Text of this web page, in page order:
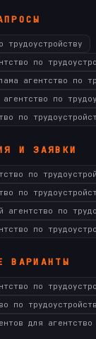
трудоустройству
по
агентство по
по
по
И ЗАЯВКИ
по
по
агентство по
по
ВАРИАНТЫ
по
по
для